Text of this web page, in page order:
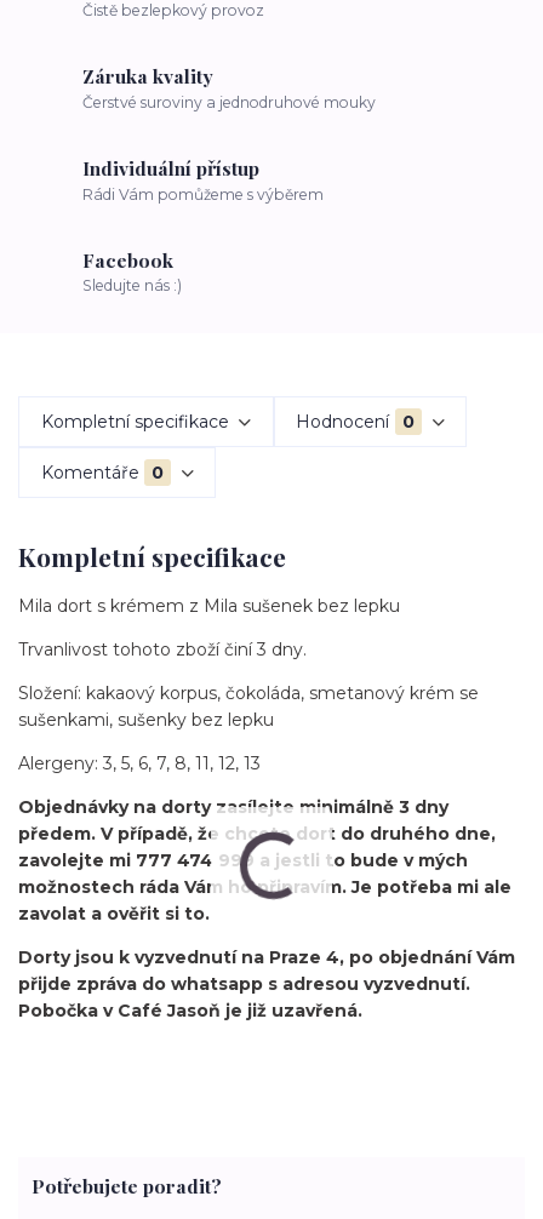
Čistě bezlepkový provoz
Záruka kvality
Čerstvé suroviny a jednodruhové mouky
Individuální přístup
Rádi Vám pomůžeme s výběrem
Facebook
Sledujte nás :)
Kompletní specifikace Hodnocení 0
Komentáře 0
Kompletní specifikace
Mila dort s krémem z Mila sušenek bez lepku
Trvanlivost tohoto zboží činí 3 dny.
Složení: kakaový korpus, čokoláda, smetanový krém se
sušenkami, sušenky bez lepku
Alergeny: 3, 5, 6, 7, 8, 11, 12, 13
Objednávky na dorty zasílejte minimálně 3 dny
předem. V případě, že chcete dort do druhého dne,
zavolejte mi 777 474 999 a jestli to bude v mých
možnostech ráda Vám ho připravím. Je potřeba mi ale
zavolat a ověřit si to.
Dorty jsou k vyzvednutí na Praze 4, po objednání Vám
přijde zpráva do whatsapp s adresou vyzvednutí.
Pobočka v Café Jasoň je již uzavřená.
Potřebujete poradit?